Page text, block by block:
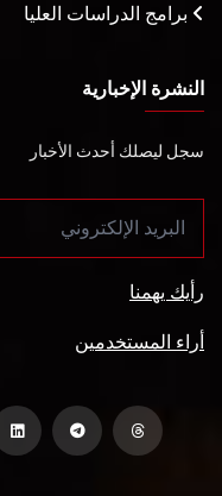
برامج الدراسات العليا
النشرة الإخبارية
سجل ليصلك أحدث الأخبار
رأيك يهمنا
أراء المستخدمين